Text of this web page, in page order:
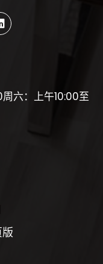
六：上午10:00至